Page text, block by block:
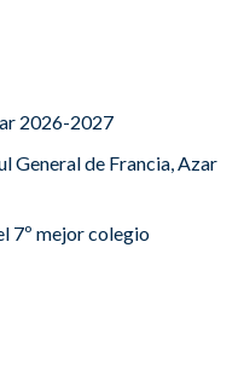
2026-2027
General de Francia, Azar
7º mejor colegio